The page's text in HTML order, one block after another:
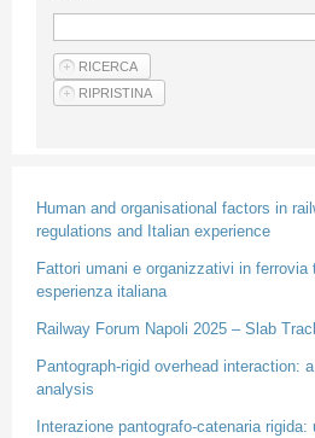
Privacy & Policy
Articles
Human and organisational factors in
regulations and Italian experience
Fattori umani e organizzativi in ferrovia
esperienza italiana
Railway Forum Napoli 2025 – Slab
Pantograph-rigid overhead interaction:
analysis
Interazione pantografo-catenaria rigida: